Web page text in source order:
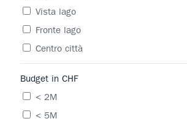
Vista lago
Fronte lago
Centro città
Budget in CHF
< 2M
< 5M